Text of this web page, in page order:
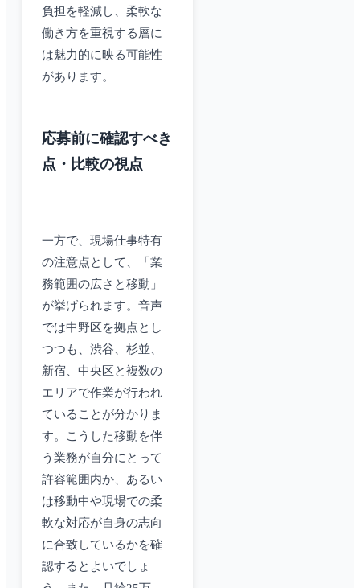
負担を軽減し、柔軟な
働き方を重視する層に
は魅力的に映る可能性
があります。
応募前に確認すべき
点・比較の視点
一方で、現場仕事特有
の注意点として、「業
務範囲の広さと移動」
が挙げられます。音声
では中野区を拠点とし
つつも、渋谷、杉並、
新宿、中央区と複数の
エリアで作業が行われ
ていることが分かりま
す。こうした移動を伴
う業務が自分にとって
許容範囲内か、あるい
は移動中や現場での柔
軟な対応が自身の志向
に合致しているかを確
認するとよいでしょ